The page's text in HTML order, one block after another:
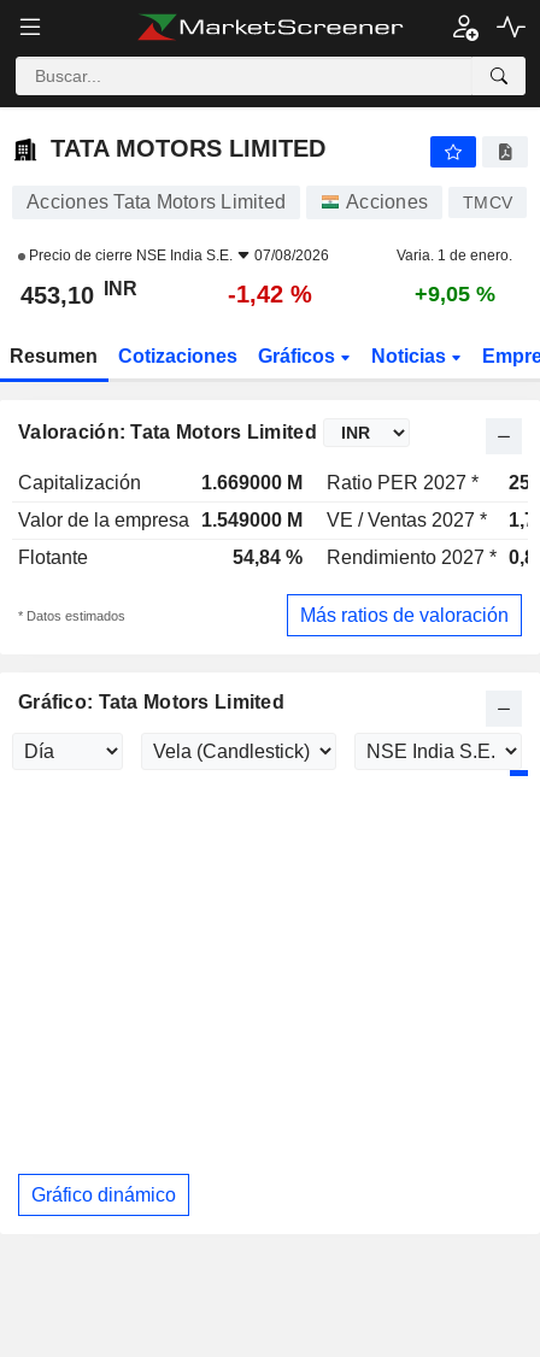
TATA MOTORS LIMITED
TATA MOTORS LIMITED
Acciones Tata Motors Limited Acciones TMCV
Precio de cierre NSE India S.E. 07/08/2026 Varia. 1 de enero.
453,10 INR -1,42 % +9,05 %
Resumen Cotizaciones Gráficos Noticias
Valoración: Tata Motors Limited
Capitalización 1.669000 M Ratio PER 2027 *
Valor de la empresa
1.549000 M VE / Ventas 2027 *
Flotante
54,84 % Rendimiento 2027 * 0,8
* Datos estimados Más ratios de valoración
Gráfico: Tata Motors Limited
Gráfico dinámico